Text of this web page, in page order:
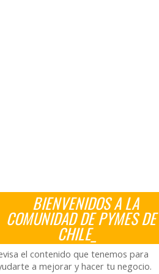
BIENVENIDOS A LA
COMUNIDAD DE PYMES DE
CHILE_
el contenido que tenemos para
a mejorar y hacer tu negocio.